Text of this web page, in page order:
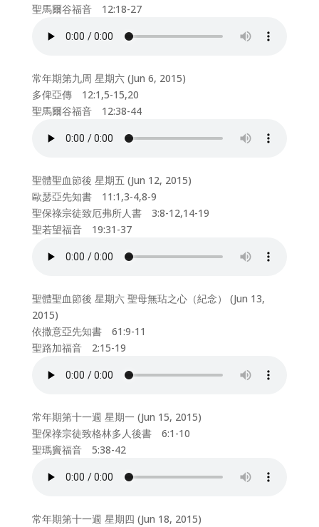
聖馬爾谷福音 12:18-27
常年期第九周 星期六 (Jun 6, 2015)
多俾亞傳 12:1,5-15,20
聖馬爾谷福音 12:38-44
聖體聖血節後 星期五 (Jun 12, 2015)
歐瑟亞先知書 11:1,3-4,8-9
聖保祿宗徒致厄弗所人書 3:8-12,14-19
聖若望福音 19:31-37
聖體聖血節後 星期六 聖母無玷之心（紀念） (Jun 13,
2015)
依撒意亞先知書 61:9-11
聖路加福音 2:15-19
常年期第十一週 星期一 (Jun 15, 2015)
聖保祿宗徒致格林多人後書 6:1-10
聖瑪竇福音 5:38-42
常年期第十一週 星期四 (Jun 18, 2015)